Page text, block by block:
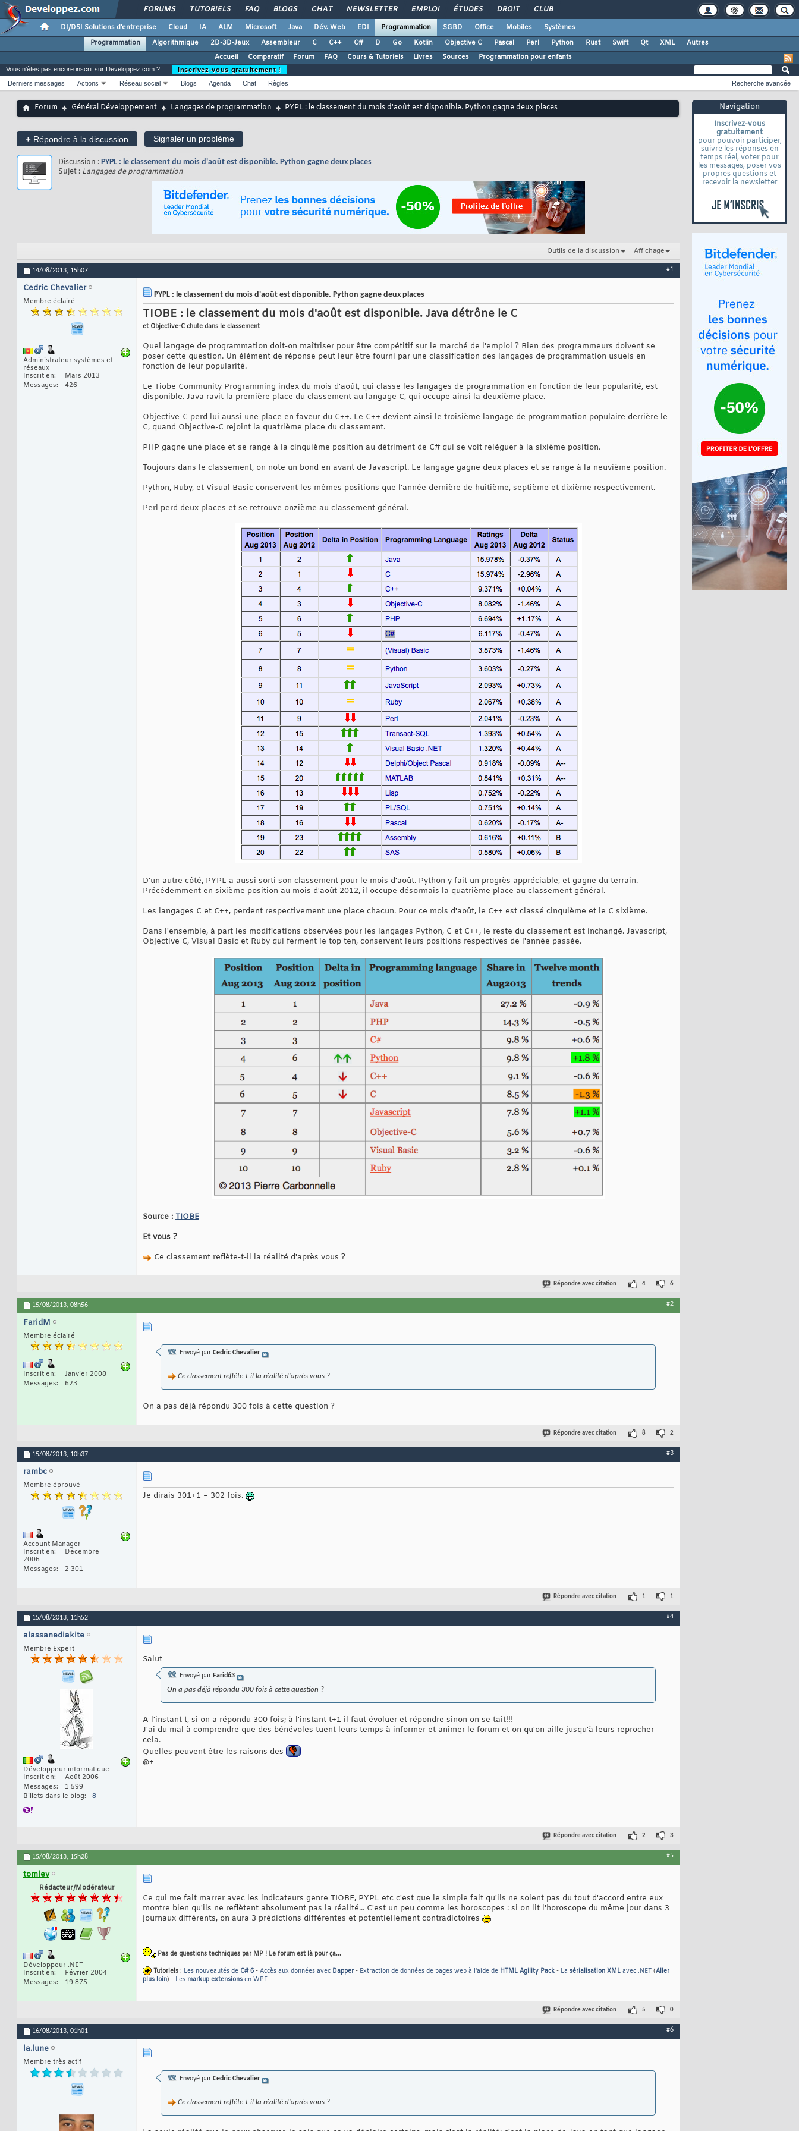
FORUMS TUTORIELS FAQ BLOGS CHAT NEWSLETTER EMPLOI ÉTUDES DROIT CLUB
DI/DSI Solutions d'entreprise Cloud IA ALM Microsoft Java Dév. Web EDI Programmation SGBD Office Mobiles
Systèmes
Programmation
Algorithmique 2D-3D-Jeux Assembleur C C++ C# D Go Kotlin Objective C Pascal Perl Python Rust Swift Qt XML
Autres
Accueil
Comparatif Forum FAQ Cours & Tutoriels Livres Sources Programmation pour enfants
Navigation
Inscrivez-vous
gratuitement
pour pouvoir participer,
suivre les réponses en
temps réel, voter pour
les messages, poser vos
propres questions et
recevoir la newsletter
Vous n'êtes pas encore inscrit sur Developpez.com ?
Inscrivez-vous gratuitement !
Derniers messages
Actions Réseau social Blogs Agenda Chat Règles Recherche avancée
Forum Général Développement Langages de programmation PYPL : le classement du mois d'août est disponible. Python gagne deux places
+ Répondre à la discussion Signaler un problème
Discussion : PYPL : le classement du mois d'août est disponible. Python gagne deux places
Sujet : Langages de programmation
Outils de la discussion Affichage
14/08/2013, 15h07 #1
Cedric Chevalier
Membre éclairé
Administrateur systèmes et
réseaux
Inscrit en
Mars 2013
Messages
426
PYPL : le classement du mois d'août est disponible. Python gagne deux places
TIOBE : le classement du mois d'août est disponible. Java détrône le C
et Objective-C chute dans le classement
Quel langage de programmation doit-on maîtriser pour être compétitif sur le marché de l'emploi ? Bien des programmeurs doivent se
poser cette question. Un élément de réponse peut leur être fourni par une classification des langages de programmation usuels en
fonction de leur popularité.
Le Tiobe Community Programming index du mois d'août, qui classe les langages de programmation en fonction de leur popularité, est
disponible. Java ravit la première place du classement au langage C, qui occupe ainsi la deuxième place.
Objective-C perd lui aussi une place en faveur du C++. Le C++ devient ainsi le troisième langage de programmation populaire derrière le
C, quand Objective-C rejoint la quatrième place du classement.
PHP gagne une place et se range à la cinquième position au détriment de C# qui se voit reléguer à la sixième position.
Toujours dans le classement, on note un bond en avant de Javascript. Le langage gagne deux places et se range à la neuvième position.
Python, Ruby, et Visual Basic conservent les mêmes positions que l'année dernière de huitième, septième et dixième respectivement.
Perl perd deux places et se retrouve onzième au classement général.
D'un autre côté, PYPL a aussi sorti son classement pour le mois d'août. Python y fait un progrès appréciable, et gagne du terrain.
Précédemment en sixième position au mois d'août 2012, il occupe désormais la quatrième place au classement général.
Les langages C et C++, perdent respectivement une place chacun. Pour ce mois d'août, le C++ est classé cinquième et le C sixième.
Dans l'ensemble, à part les modifications observées pour les langages Python, C et C++, le reste du classement est inchangé. Javascript,
Objective C, Visual Basic et Ruby qui ferment le top ten, conservent leurs positions respectives de l'année passée.
Source : TIOBE
Et vous ?
Ce classement reflète-t-il la réalité d'après vous ?
Répondre avec citation 4 6
15/08/2013, 08h56 #2
FaridM
Membre éclairé
Inscrit en
Janvier 2008
Messages
623
Envoyé par Cedric Chevalier
Ce classement reflète-t-il la réalité d'après vous ?
On a pas déjà répondu 300 fois à cette question ?
Répondre avec citation 8 2
15/08/2013, 10h37 #3
rambc
Membre éprouvé
Account Manager
Inscrit en
Décembre
2006
Messages
2 301
Je dirais 301+1 = 302 fois.
Répondre avec citation 1 1
15/08/2013, 11h52 #4
alassanediakite
Membre Expert
Développeur informatique
Inscrit en
Août 2006
Messages
1 599
Billets dans le blog
8
Salut
Envoyé par Farid63
On a pas déjà répondu 300 fois à cette question ?
A l'instant t, si on a répondu 300 fois; à l'instant t+1 il faut évoluer et répondre sinon on se tait!!!
J'ai du mal à comprendre que des bénévoles tuent leurs temps à informer et animer le forum et on qu'on aille jusqu'à leurs reprocher
cela.
Quelles peuvent être les raisons des
@+
Répondre avec citation 2 3
15/08/2013, 15h28 #5
tomlev
Rédacteur/Modérateur
Développeur .NET
Inscrit en
Février 2004
Messages
19 875
Ce qui me fait marrer avec les indicateurs genre TIOBE, PYPL etc c'est que le simple fait qu'ils ne soient pas du tout d'accord entre eux
montre bien qu'ils ne reflètent absolument pas la réalité... C'est un peu comme les horoscopes : si on lit l'horoscope du même jour dans 3
journaux différents, on aura 3 prédictions différentes et potentiellement contradictoires
Pas de questions techniques par MP ! Le forum est là pour ça...
Tutoriels : Les nouveautés de C# 6 - Accès aux données avec Dapper - Extraction de données de pages web à l'aide de HTML Agility Pack - La sérialisation XML avec .NET (Aller
plus loin) - Les markup extensions en WPF
Répondre avec citation 5 0
16/08/2013, 01h01 #6
la.lune
Membre très actif
Envoyé par Cedric Chevalier
Ce classement reflète-t-il la réalité d'après vous ?